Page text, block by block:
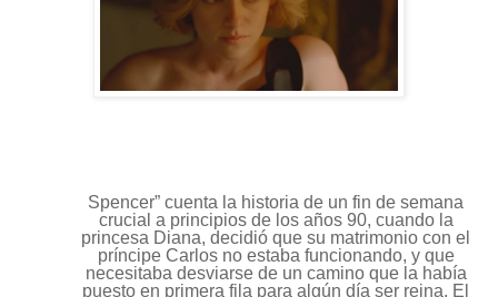
Spencer” cuenta la historia de un fin de semana
crucial a principios de los años 90, cuando la
princesa Diana, decidió que su matrimonio con el
príncipe Carlos no estaba funcionando, y que
necesitaba desviarse de un camino que la había
puesto en primera fila para algún día ser reina. El